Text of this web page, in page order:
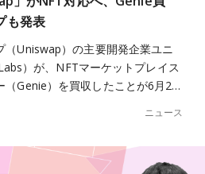
も発表
（Uniswap）の主要開発企業ユニ
）が、NFTマーケットプレイス
（Genie）を買収したことが6月2…
ニュース